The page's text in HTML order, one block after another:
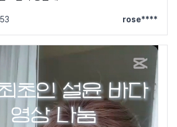
rose****